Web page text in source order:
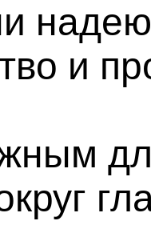
и